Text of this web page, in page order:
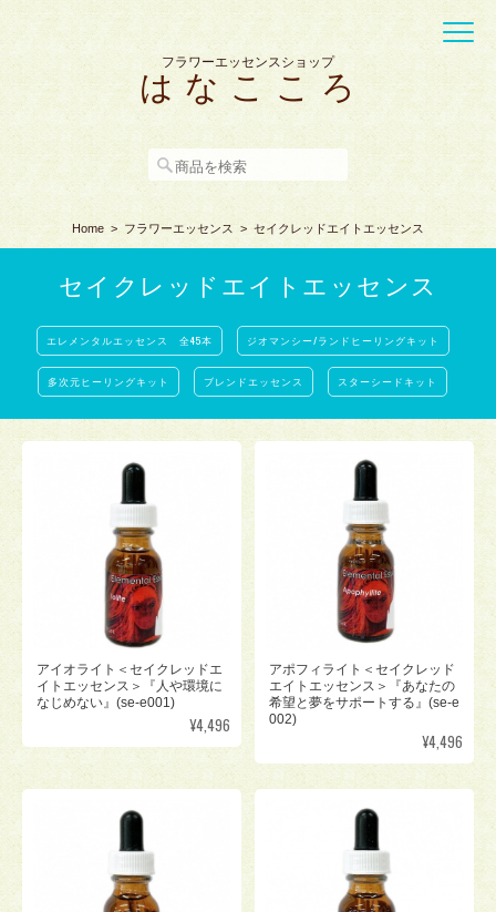
フラワーエッセンスショップ
は な こ こ ろ
Home フラワーエッセンス セイクレッドエイトエッセンス
セイクレッドエイトエッセンス
エレメンタルエッセンス 全45本 ジオマンシー/ランドヒーリングキット
多次元ヒーリングキット ブレンドエッセンス スターシードキット
アイオライト＜セイクレッドエ
イトエッセンス＞『人や環境に
なじめない』(se-e001)
¥4,496
アポフィライト＜セイクレッド
エイトエッセンス＞『あなたの
希望と夢をサポートする』(se-e
002)
¥4,496